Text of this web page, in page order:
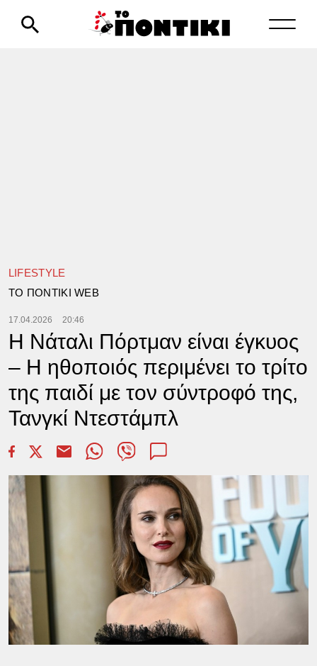
LIFESTYLE
TΟ ΠΟΝΤΙΚΙ WEB
17.04.2026 20:46
Η Νάταλι Πόρτμαν είναι έγκυος
– Η ηθοποιός περιμένει το τρίτο
της παιδί με τον σύντροφό της,
Τανγκί Ντεστάμπλ